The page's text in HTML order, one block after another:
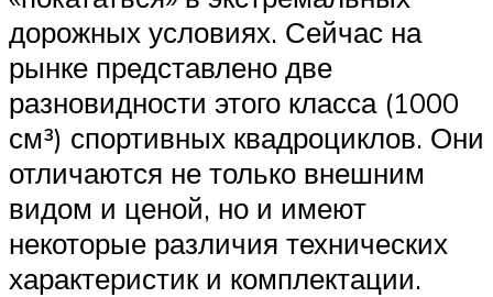
дорожных условиях. Сейчас на
рынке представлено две
разновидности этого класса (1000
см³) спортивных квадроциклов. Они
отличаются не только внешним
видом и ценой, но и имеют
некоторые различия технических
характеристик и комплектации.